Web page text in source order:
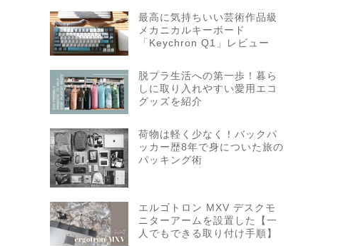
最高に気持ちいい芸術作品級
メカニカルキーボード
「Keychron Q1」レビュー
脱プラ生活への第一歩！暮ら
しに取り入れやすい愛用エコ
グッズを紹介
荷物は軽く少なく！バックパ
ッカー歴8年で身についた旅の
パッキング術
エルゴトロン MXV デスクモ
ニターアームを設置した【一
人でもできる取り付け手順】